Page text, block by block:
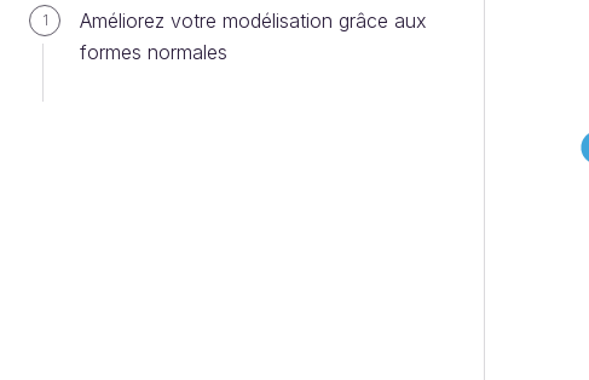
1
Améliorez votre modélisation grâce aux
formes normales